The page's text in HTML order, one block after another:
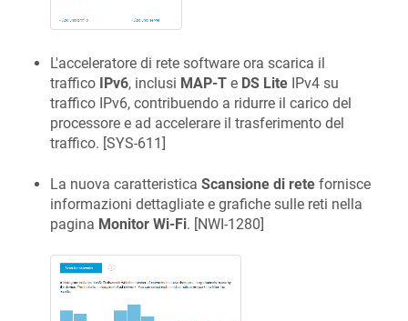
L'acceleratore di rete software ora scarica il
traffico IPv6, inclusi MAP-T e DS Lite IPv4 su
traffico IPv6, contribuendo a ridurre il carico del
processore e ad accelerare il trasferimento del
traffico. [SYS-611]
La nuova caratteristica Scansione di rete fornisce
informazioni dettagliate e grafiche sulle reti nella
pagina Monitor Wi-Fi. [NWI-1280]